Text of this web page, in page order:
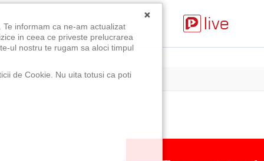
×
informam ca ne-am actualizat
in ceea ce priveste prelucrarea
ul nostru te rugam sa aloci timpul
de Cookie. Nu uita totusi ca poti